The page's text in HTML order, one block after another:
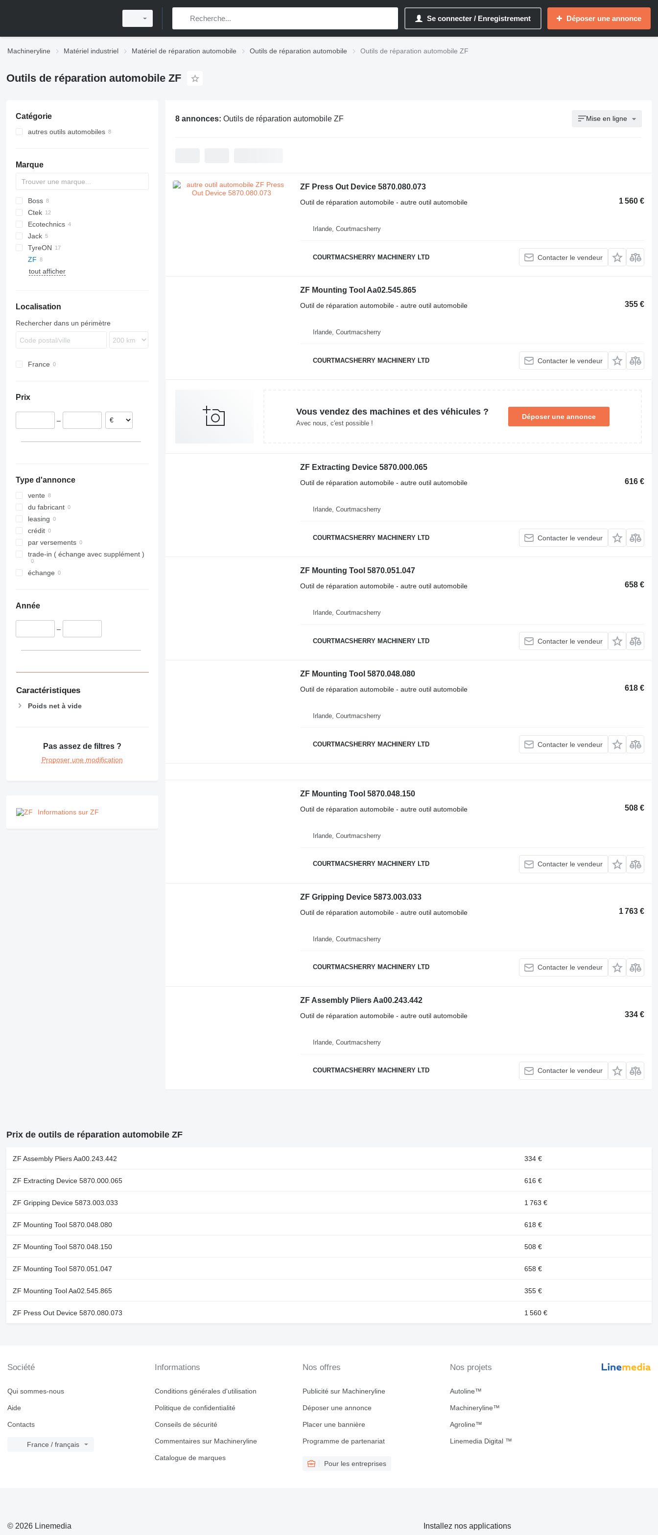
Se connecter / Enregistrement Déposer une annonce
Machineryline Matériel industriel Matériel de réparation automobile Outils de réparation automobile Outils de réparation automobile ZF
Outils de réparation automobile ZF
Catégorie
autres outils automobiles
Marque
Boss
CK
Ctek
Ecotechnics
Jack
E-series
TyreON
TSC
ZF
tout afficher
Localisation
Rechercher dans un périmètre
France
Prix
–
Type d'annonce
vente
du fabricant
leasing
crédit
par versements
trade-in ( échange avec supplément )
échange
Année
–
Caractéristiques
Poids net à vide
Pas assez de filtres ?
Proposer une modification
Informations sur ZF
8 annonces: Outils de réparation automobile ZF Mise en ligne
ZF Press Out Device 5870.080.073
1 560 €
Outil de réparation automobile - autre outil automobile
Irlande, Courtmacsherry
COURTMACSHERRY MACHINERY LTD Contacter le vendeur
ZF Mounting Tool Aa02.545.865
355 €
Outil de réparation automobile - autre outil automobile
Irlande, Courtmacsherry
COURTMACSHERRY MACHINERY LTD Contacter le vendeur
Vous vendez des machines et des véhicules ?
Avec nous, c'est possible !
Déposer une annonce
ZF Extracting Device 5870.000.065
616 €
Outil de réparation automobile - autre outil automobile
Irlande, Courtmacsherry
COURTMACSHERRY MACHINERY LTD Contacter le vendeur
ZF Mounting Tool 5870.051.047
658 €
Outil de réparation automobile - autre outil automobile
Irlande, Courtmacsherry
COURTMACSHERRY MACHINERY LTD Contacter le vendeur
ZF Mounting Tool 5870.048.080
618 €
Outil de réparation automobile - autre outil automobile
Irlande, Courtmacsherry
COURTMACSHERRY MACHINERY LTD Contacter le vendeur
ZF Mounting Tool 5870.048.150
508 €
Outil de réparation automobile - autre outil automobile
Irlande, Courtmacsherry
COURTMACSHERRY MACHINERY LTD Contacter le vendeur
ZF Gripping Device 5873.003.033
1 763 €
Outil de réparation automobile - autre outil automobile
Irlande, Courtmacsherry
COURTMACSHERRY MACHINERY LTD Contacter le vendeur
ZF Assembly Pliers Aa00.243.442
334 €
Outil de réparation automobile - autre outil automobile
Irlande, Courtmacsherry
COURTMACSHERRY MACHINERY LTD Contacter le vendeur
Prix de outils de réparation automobile ZF
ZF Assembly Pliers Aa00.243.442 334 €
ZF Extracting Device 5870.000.065 616 €
ZF Gripping Device 5873.003.033 1 763 €
ZF Mounting Tool 5870.048.080 618 €
ZF Mounting Tool 5870.048.150 508 €
ZF Mounting Tool 5870.051.047 658 €
ZF Mounting Tool Aa02.545.865 355 €
ZF Press Out Device 5870.080.073 1 560 €
Société
Qui sommes-nous
Aide
Contacts
France / français
Informations
Conditions générales d'utilisation
Politique de confidentialité
Conseils de sécurité
Commentaires sur Machineryline
Catalogue de marques
Nos offres
Publicité sur Machineryline
Déposer une annonce
Placer une bannière
Programme de partenariat
Pour les entreprises
Nos projets
Autoline™
Machineryline™
Agroline™
Linemedia Digital ™
© 2026 Linemedia Installez nos applications